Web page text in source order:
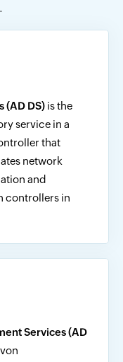
(AD DS) is the
service in a
that
network
and
controllers in
Services (AD